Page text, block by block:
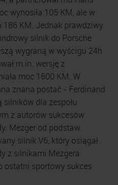
wynosiła 105 KM, ale w
KM. Jednak prawdziwy
silnik do Porsche
wygraną w wyścigu 24h
m.in. wersję z
moc 1600 KM. W
znana postać - Ferdinand
silników dla zespołu
z autorów sukcesów
Mezger od podstaw
silnik V6, który osiągał
z silnikami Mezgera
ostatni sportowy sukces